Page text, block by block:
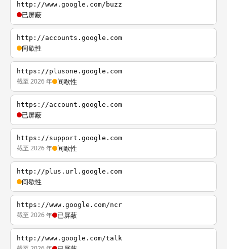
http://www.google.com/buzz
已屏蔽
http://accounts.google.com
间歇性
https://plusone.google.com
截至 2026 年 间歇性
https://account.google.com
已屏蔽
https://support.google.com
截至 2026 年 间歇性
http://plus.url.google.com
间歇性
https://www.google.com/ncr
截至 2026 年 已屏蔽
http://www.google.com/talk